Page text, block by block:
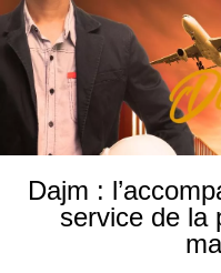
Dajm :
service de la